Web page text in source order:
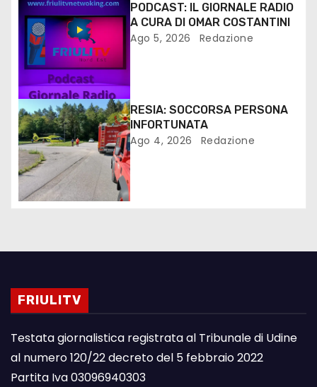
PODCAST: IL GIORNALE RADIO
A CURA DI OMAR COSTANTINI
Ago 5, 2026 Redazione
RESIA: SOCCORSA PERSONA
INFORTUNATA
Ago 4, 2026 Redazione
FRIULITV
Testata giornalistica registrata al Tribunale di Udine
al numero 120/22 decreto del 5 febbraio 2022
Partita Iva 03096940303